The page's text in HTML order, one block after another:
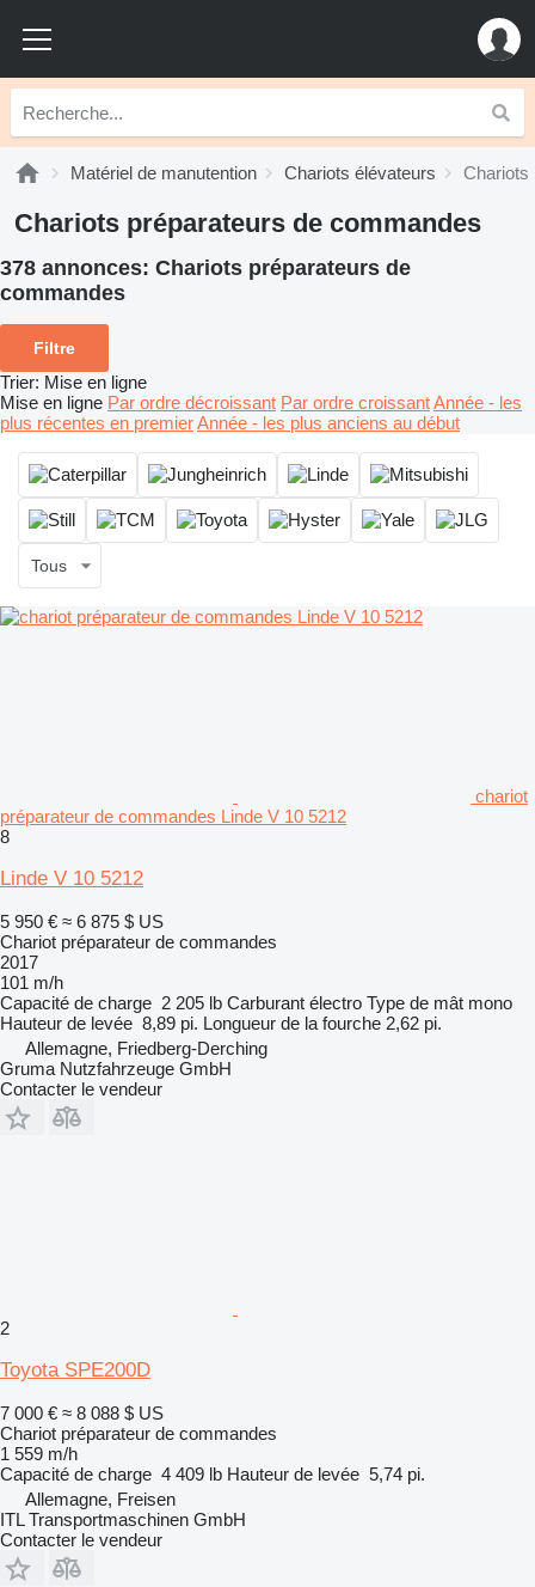
Matériel de manutention Chariots élévateurs Chariots
Chariots préparateurs de commandes
378 annonces: Chariots préparateurs de
commandes
Filtre
Trier: Mise en ligne
Mise en ligne Par ordre décroissant Par ordre croissantAnnée - les
plus récentes en premierAnnée - les plus anciens au début
Tous
chariot
préparateur de commandes Linde V 10 5212
8
Linde V 10 5212
5 950 € ≈ 6 875 $ US
Chariot préparateur de commandes
2017
101 m/h
Capacité de charge 2 205 lb Carburant électro Type de mât mono
Hauteur de levée 8,89 pi. Longueur de la fourche 2,62 pi.
Allemagne, Friedberg-Derching
Gruma Nutzfahrzeuge GmbH
Contacter le vendeur
2
Toyota SPE200D
7 000 € ≈ 8 088 $ US
Chariot préparateur de commandes
1 559 m/h
Capacité de charge 4 409 lb Hauteur de levée 5,74 pi.
Allemagne, Freisen
ITL Transportmaschinen GmbH
Contacter le vendeur